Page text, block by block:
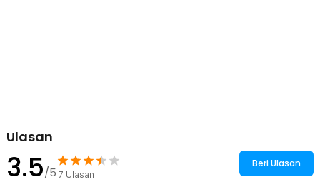
1 x Baterai CR2025 3 V (Remot)
Ulasan
3.5/5 7 Ulasan
Beri Ulasan